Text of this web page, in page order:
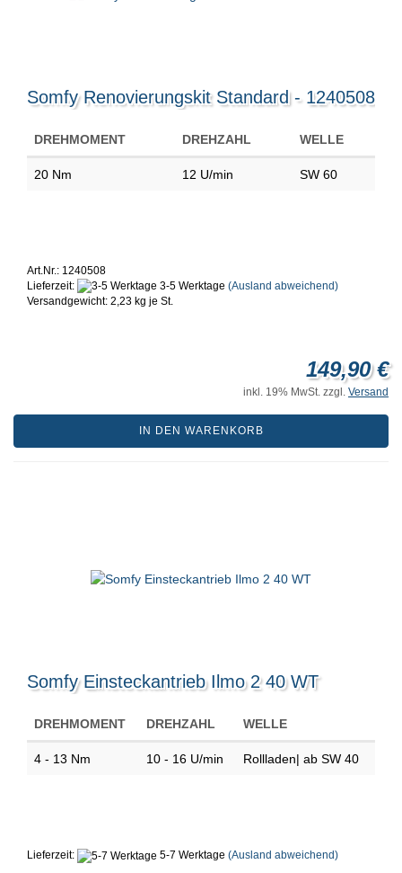
Somfy Renovierungskit Standard - 1240508
DREHMOMENT DREHZAHL WELLE
20 Nm 12 U/min SW 60
Art.Nr.: 1240508
Lieferzeit:
3-5 Werktage (Ausland abweichend)
Versandgewicht: 2,23 kg je St.
149,90 €
inkl. 19% MwSt. zzgl. Versand
IN DEN WARENKORB
Somfy Einsteckantrieb Ilmo 2 40 WT
DREHMOMENT DREHZAHL WELLE
4 - 13 Nm 10 - 16 U/min Rollladen| ab SW 40
Lieferzeit: 5-7 Werktage (Ausland abweichend)